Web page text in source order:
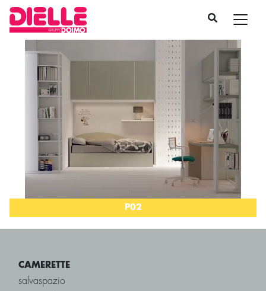
P02
CAMERETTE
salvaspazio